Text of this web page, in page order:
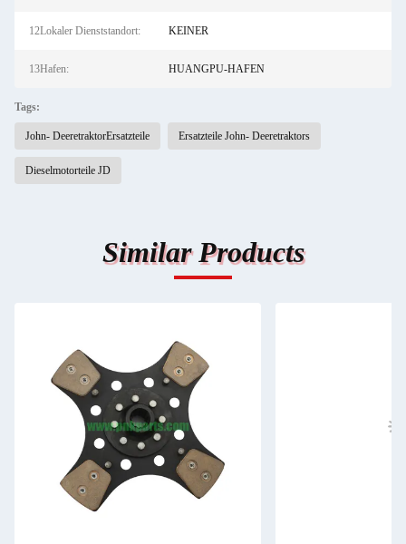
12Lokaler Dienststandort: KEINER
13Hafen: HUANGPU-HAFEN
Tags:
John- DeeretraktorErsatzteile Ersatzteile John- Deeretraktors
Dieselmotorteile JD
Similar Products